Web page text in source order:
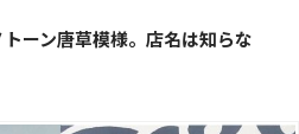
ーン唐草模様。店名は知らな